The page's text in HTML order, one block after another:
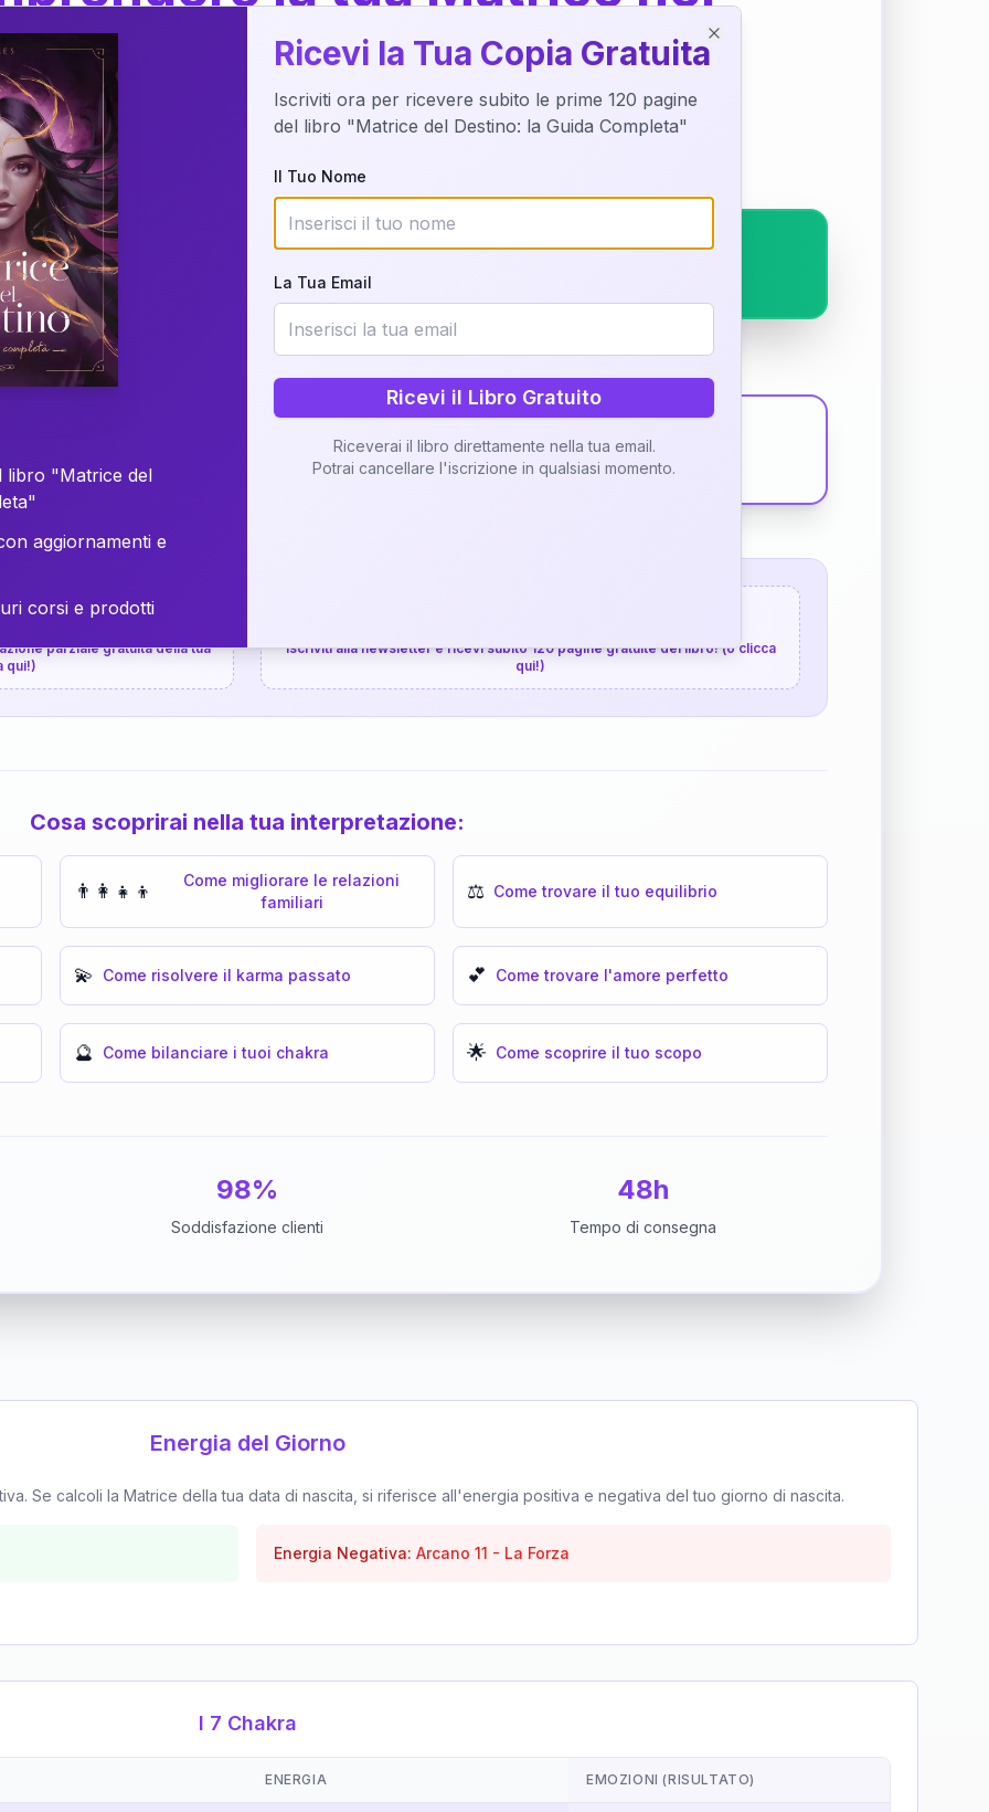
dettaglio?
della tua Matrice del Destino attraverso una nostra interpretazione
o studiando attraverso il manuale completo.
Richiedi Interpretazione
✨ Interpretazione personalizzata
Scopri il Libro
gratuita
parziale gratuita della tua
qui!)
Iscriviti alla newsletter e ricevi subito 120 pagine gratuite del libro! (o clicca
qui!)
Cosa scoprirai nella tua interpretazione:
👨‍👩‍👧‍👦
Come migliorare le relazioni
familiari
⚖️ Come trovare il tuo equilibrio
💫 Come risolvere il karma passato 💕 Come trovare l'amore perfetto
🔮 Come bilanciare i tuoi chakra 🌟 Come scoprire il tuo scopo
98%
Soddisfazione clienti
48h
Tempo di consegna
Energia del Giorno
Se calcoli la Matrice della tua data di nascita, si riferisce all'energia positiva e negativa del tuo giorno di nascita.
Energia Negativa: Arcano 11 - La Forza
I 7 Chakra
ENERGIA EMOZIONI (RISULTATO)
del Libro
libro "Matrice del
aggiornamenti e
corsi e prodotti
Ricevi la Tua Copia Gratuita
Iscriviti ora per ricevere subito le prime 120 pagine
del libro "Matrice del Destino: la Guida Completa"
Il Tuo Nome
La Tua Email
Ricevi il Libro Gratuito
Riceverai il libro direttamente nella tua email.
Potrai cancellare l'iscrizione in qualsiasi momento.